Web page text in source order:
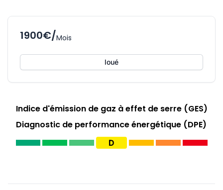
1900€/Mois
loué
Indice d'émission de gaz à effet de serre (GES)
Diagnostic de performance énergétique (DPE)
D